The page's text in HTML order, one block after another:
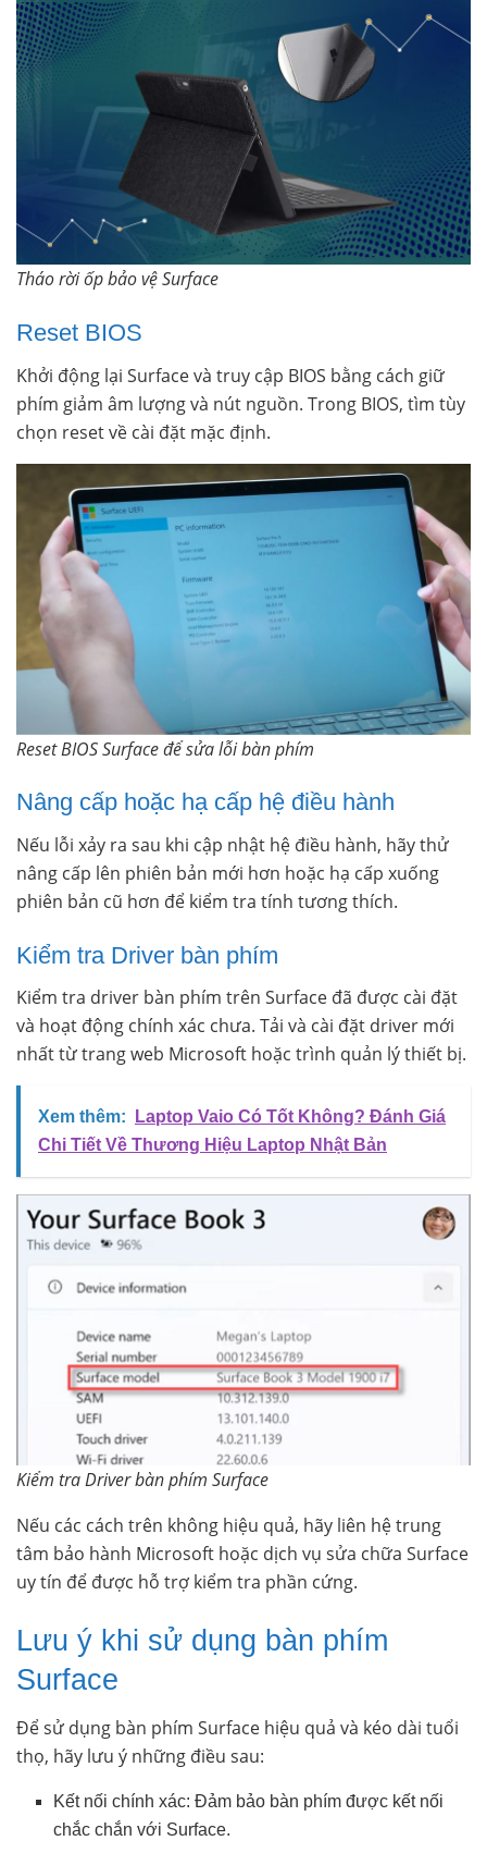
Tháo rời ốp bảo vệ Surface
Reset BIOS
Khởi động lại Surface và truy cập BIOS bằng cách giữ
phím giảm âm lượng và nút nguồn. Trong BIOS, tìm tùy
chọn reset về cài đặt mặc định.
Reset BIOS Surface để sửa lỗi bàn phím
Nâng cấp hoặc hạ cấp hệ điều hành
Nếu lỗi xảy ra sau khi cập nhật hệ điều hành, hãy thử
nâng cấp lên phiên bản mới hơn hoặc hạ cấp xuống
phiên bản cũ hơn để kiểm tra tính tương thích.
Kiểm tra Driver bàn phím
Kiểm tra driver bàn phím trên Surface đã được cài đặt
và hoạt động chính xác chưa. Tải và cài đặt driver mới
nhất từ trang web Microsoft hoặc trình quản lý thiết bị.
Xem thêm:
Laptop Vaio Có Tốt Không? Đánh Giá
Chi Tiết Về Thương Hiệu Laptop Nhật Bản
Kiểm tra Driver bàn phím Surface
Nếu các cách trên không hiệu quả, hãy liên hệ trung
tâm bảo hành Microsoft hoặc dịch vụ sửa chữa Surface
uy tín để được hỗ trợ kiểm tra phần cứng.
Lưu ý khi sử dụng bàn phím
Surface
Để sử dụng bàn phím Surface hiệu quả và kéo dài tuổi
thọ, hãy lưu ý những điều sau:
Kết nối chính xác: Đảm bảo bàn phím được kết nối
chắc chắn với Surface.